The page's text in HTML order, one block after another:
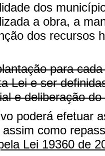
dos
a obra, a
dos recursos
para
Lei e ser
e deliberação
poderá efetuar
como
Lei 19360 de